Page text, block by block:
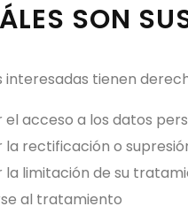
SON
interesadas tienen
el acceso a los datos
la rectificación o
la limitación de su
al tratamiento